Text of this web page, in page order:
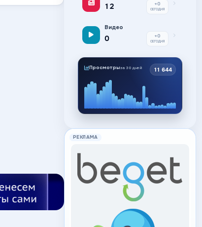
12 +0
СЕГОДНЯ
Видео
0 +0
СЕГОДНЯ
Просмотрыза 30 дней 11 644
РЕКЛАМА